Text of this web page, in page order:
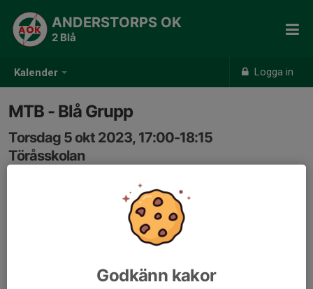
Kalender Logga in
ANDERSTORPS OK
2 Blå
MTB - Blå Grupp
Torsdag 5 okt 2023, 17:00-18:15
Töråsskolan
Samling: 16:50, Grusplanen
Godkänn kakor